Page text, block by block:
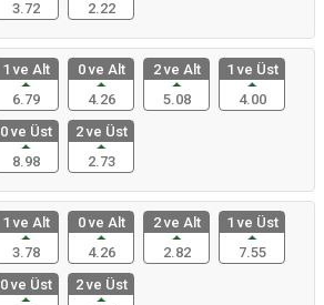
3.72 2.22
1 ve Alt
6.79
0 ve Alt
4.26
2 ve Alt
5.08
1 ve Üst
4.00
0 ve Üst
8.98
2 ve Üst
2.73
1 ve Alt
3.78
0 ve Alt
4.26
2 ve Alt
2.82
1 ve Üst
7.55
0 ve Üst
2 ve Üst